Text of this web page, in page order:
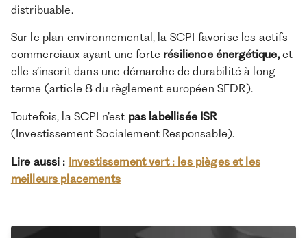
distribuable.
Sur le plan environnemental, la SCPI favorise les actifs
commerciaux ayant une forte résilience énergétique, et
elle s’inscrit dans une démarche de durabilité à long
terme (article 8 du règlement européen SFDR).
Toutefois, la SCPI n’est pas labellisée ISR
(Investissement Socialement Responsable).
Lire aussi : Investissement vert : les pièges et les
meilleurs placements